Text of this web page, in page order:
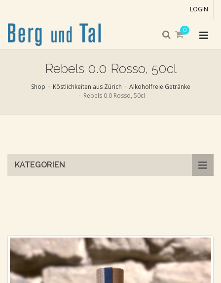
LOGIN
0
Rebels 0.0 Rosso, 50cl
Shop Köstlichkeiten aus Zürich
Alkoholfreie Getränke
Rebels 0.0 Rosso, 50cl
KATEGORIEN